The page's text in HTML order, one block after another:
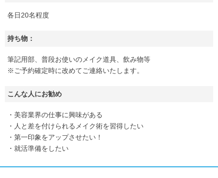
各日20名程度
持ち物：
筆記用部、普段お使いのメイク道具、飲み物等
※ご予約確定時に改めてご連絡いたします。
こんな人にお勧め
・美容業界の仕事に興味がある
・人と差を付けられるメイク術を習得したい
・第一印象をアップさせたい！
・就活準備をしたい